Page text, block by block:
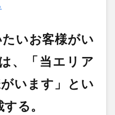
たいお客様がい
、「当エリア
います」とい
る。